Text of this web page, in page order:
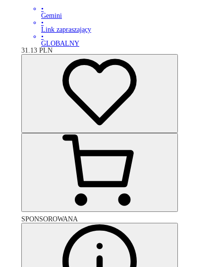
•
Gemini
•
Link zapraszający
•
GLOBALNY
31.13 PLN
SPONSOROWANA